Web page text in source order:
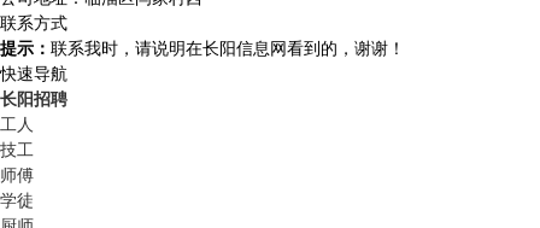
联系方式
提示： 联系我时，请说明在长阳信息网看到的，谢谢！
快速导航
长阳招聘
工人
技工
师傅
学徒